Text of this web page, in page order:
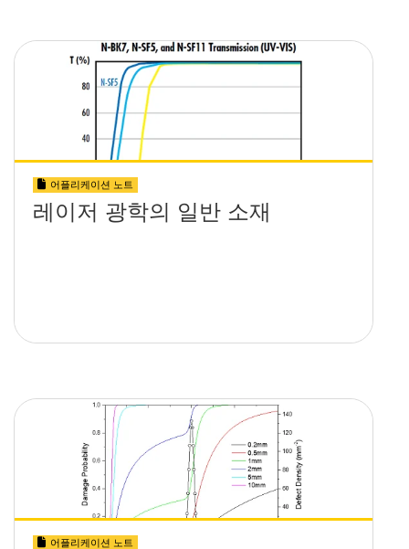
어플리케이션 노트
레이저 광학의 일반 소재
어플리케이션 노트